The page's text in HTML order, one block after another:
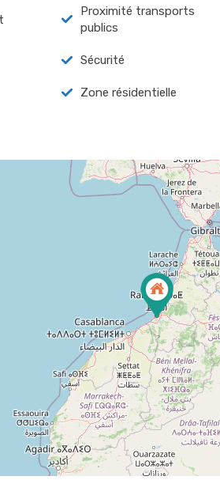
Proximité transports
publics
Sécurité
Zone résidentielle